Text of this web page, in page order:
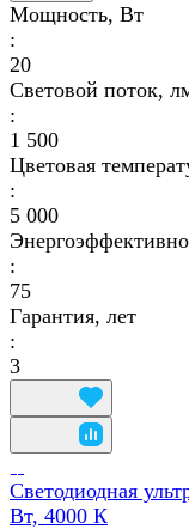
Мощность, Вт
:
20
Световой поток,
:
1 500
Цветовая
:
5 000
:
75
Гарантия, лет
:
3
Светодиодная
Вт, 4000 К